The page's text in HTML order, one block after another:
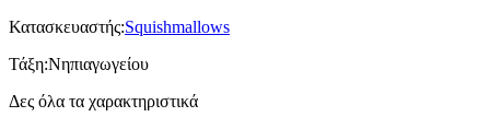
Κατασκευαστής:Squishmallows
Τάξη:Νηπιαγωγείου
Δες όλα τα χαρακτηριστικά